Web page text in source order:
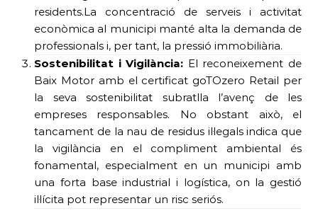
residents.La concentració de serveis i activitat
econòmica al municipi manté alta la demanda de
professionals i, per tant, la pressió immobiliària.
Sostenibilitat i Vigilància: El reconeixement de
Baix Motor amb el certificat goTOzero Retail per
la seva sostenibilitat subratlla l’avenç de les
empreses responsables. No obstant això, el
tancament de la nau de residus il·legals indica que
la vigilància en el compliment ambiental és
fonamental, especialment en un municipi amb
una forta base industrial i logística, on la gestió
il·lícita pot representar un risc seriós.